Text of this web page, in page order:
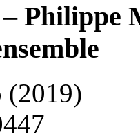
Philippe
(2019)